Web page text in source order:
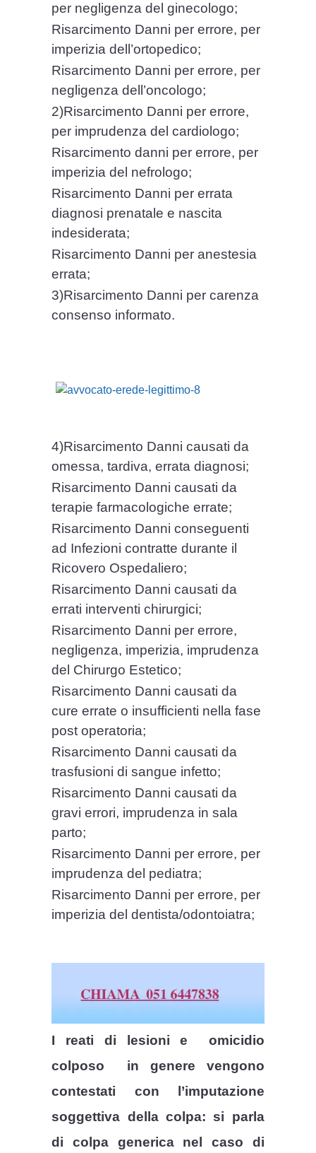
per negligenza del ginecologo;
Risarcimento Danni per errore, per
imperizia dell’ortopedico;
Risarcimento Danni per errore, per
negligenza dell’oncologo;
2)Risarcimento Danni per errore,
per imprudenza del cardiologo;
Risarcimento danni per errore, per
imperizia del nefrologo;
Risarcimento Danni per errata
diagnosi prenatale e nascita
indesiderata;
Risarcimento Danni per anestesia
errata;
3)Risarcimento Danni per carenza
consenso informato.
4)Risarcimento Danni causati da
omessa, tardiva, errata diagnosi;
Risarcimento Danni causati da
terapie farmacologiche errate;
Risarcimento Danni conseguenti
ad Infezioni contratte durante il
Ricovero Ospedaliero;
Risarcimento Danni causati da
errati interventi chirurgici;
Risarcimento Danni per errore,
negligenza, imperizia, imprudenza
del Chirurgo Estetico;
Risarcimento Danni causati da
cure errate o insufficienti nella fase
post operatoria;
Risarcimento Danni causati da
trasfusioni di sangue infetto;
Risarcimento Danni causati da
gravi errori, imprudenza in sala
parto;
Risarcimento Danni per errore, per
imprudenza del pediatra;
Risarcimento Danni per errore, per
imperizia del dentista/odontoiatra;
I reati di lesioni e
omicidio
colposo in genere vengono
contestati con l’imputazione
soggettiva della colpa: si parla
di colpa generica nel caso di